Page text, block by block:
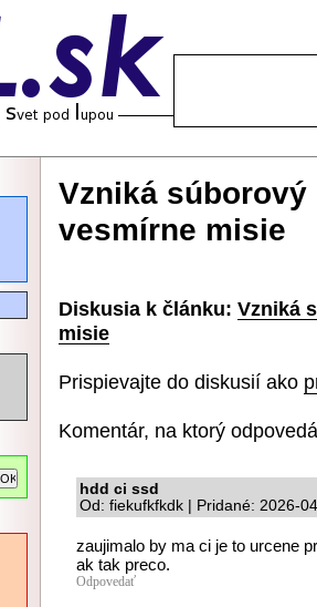
Vzniká
vesmírne misie
Diskusia k článku: Vzniká
misie
Prispievajte do diskusií ako
Komentár, na ktorý
hdd ci ssd
Od: fiekufkfkdk | Pridané: 2026-
zaujimalo by ma ci je to urcene
ak tak preco.
Odpovedať